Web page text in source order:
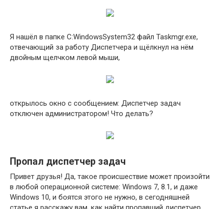
Я нашёл в папке C:WindowsSystem32 файл Taskmgr.exe,
отвечающий за работу Диспетчера и щёлкнул на нём
двойным щелчком левой мыши,
открылось окно с сообщением: Диспетчер задач
отключен администратором! Что делать?
Пропал диспетчер задач
Привет друзья! Да, такое происшествие может произойти
в любой операционной системе: Windows 7, 8.1, и даже
Windows 10, и боятся этого не нужно, в сегодняшней